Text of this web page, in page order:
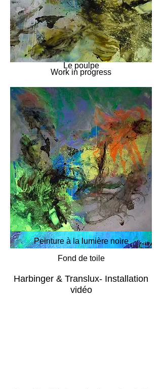
Le poulpe
Work in progress
Fond de toile
Peinture à la lumière noire
Harbinger & Translux- Installation
vidéo